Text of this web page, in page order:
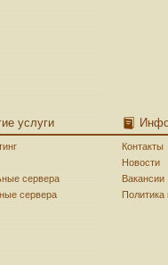
услуги
сервера
сервера
Контакты
Новости
Вакансии
Политика